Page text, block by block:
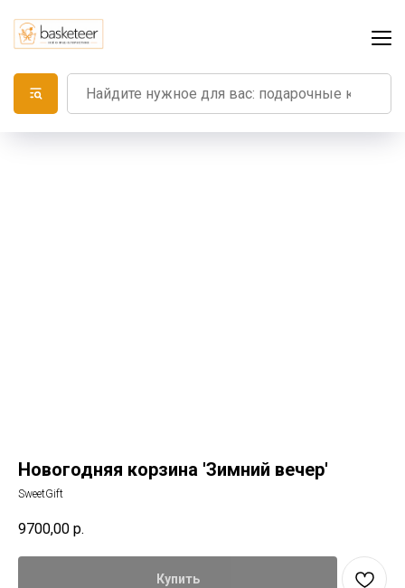
Новогодняя корзина 'Зимний вечер'
SweetGift
9700,00 р.
Купить